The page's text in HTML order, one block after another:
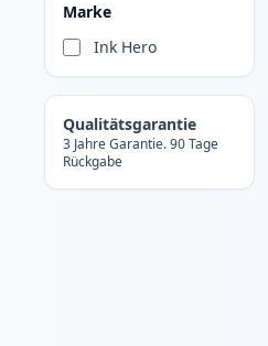
Marke
Ink Hero
Qualitätsgarantie
3 Jahre Garantie. 90 Tage
Rückgabe